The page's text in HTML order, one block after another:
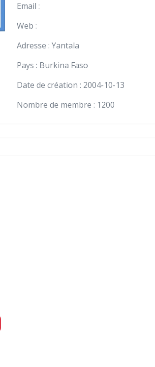
Email :
Web :
Adresse : Yantala
Pays : Burkina Faso
Date de création : 2004-10-13
Nombre de membre : 1200